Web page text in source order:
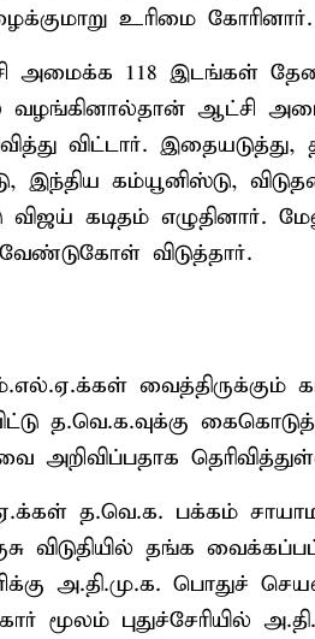
உரிமை கோரினார்.
118 இடங்கள்
ஆட்சி
விட்டார். இதையடுத்து,
இந்திய கம்யூனிஸ்டு,
கடிதம் எழுதினார்.
வேண்டுகோள் விடுத்தார்.
வைத்திருக்கும்
த.வெ.க.வுக்கு
அறிவிப்பதாக
த.வெ.க. பக்கம்
விடுதியில் தங்க
அ.தி.மு.க. பொதுச்
மூலம் புதுச்சேரியில்